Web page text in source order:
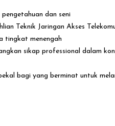
dan seni
Teknik Jaringan Akses
tingkat menengah
sikap professional dalam
bagi yang berminat untuk